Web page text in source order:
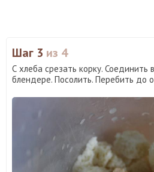
Шаг 3 из 4
С хлеба срезать корку. Соединить
блендере. Посолить. Перебить до